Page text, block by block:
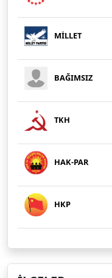
MİLLET
BAĞIMSIZ
TKH
HAK-PAR
HKP